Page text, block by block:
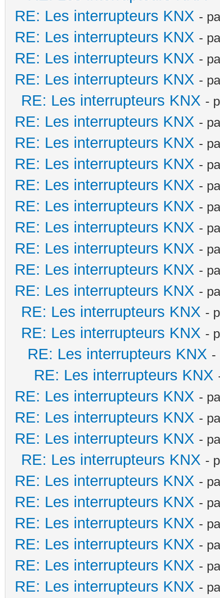
RE: Les interrupteurs KNX -
RE: Les interrupteurs KNX -
RE: Les interrupteurs KNX -
RE: Les interrupteurs KNX -
RE: Les interrupteurs KNX -
RE: Les interrupteurs KNX -
RE: Les interrupteurs KNX -
RE: Les interrupteurs KNX -
RE: Les interrupteurs KNX -
RE: Les interrupteurs KNX -
RE: Les interrupteurs KNX -
RE: Les interrupteurs KNX -
RE: Les interrupteurs KNX -
RE: Les interrupteurs KNX -
RE: Les interrupteurs KNX -
RE: Les interrupteurs KNX -
RE: Les interrupteurs KNX -
RE: Les interrupteurs KNX
RE: Les interrupteurs KNX -
RE: Les interrupteurs KNX -
RE: Les interrupteurs KNX -
RE: Les interrupteurs KNX -
RE: Les interrupteurs KNX -
RE: Les interrupteurs KNX -
RE: Les interrupteurs KNX -
RE: Les interrupteurs KNX -
RE: Les interrupteurs KNX -
RE: Les interrupteurs KNX -